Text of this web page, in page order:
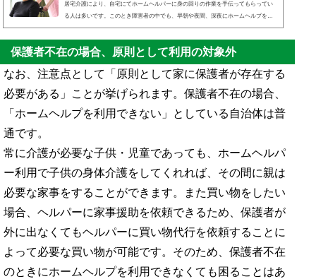
居宅介護により、自宅にてホームヘルパーに身の回りの作業を手伝ってもらってい
る人は多いです。このとき障害者の中でも、早朝や夜間、深夜にホームヘルプを依
頼したいと考える人がいます。障害者向けの障害福祉サービスについて、通常は朝
から夕方までのサービス提供になります。ただホームヘルプについて、夜間に対応
している事業所を見つけることができれば、早朝・夜間・深夜であっても依頼でき
ます。このとき、費用が通常よりも高めになります。夜間のホームヘルパー依頼に
ついて、通常とは異なるので事前に理解しなければいけな...
保護者不在の場合、原則として利用の対象外
なお、注意点として「原則として家に保護者が存在する
必要がある」ことが挙げられます。保護者不在の場合、
「ホームヘルプを利用できない」としている自治体は普
通です。
常に介護が必要な子供・児童であっても、ホームヘルパ
ー利用で子供の身体介護をしてくれれば、その間に親は
必要な家事をすることができます。また買い物をしたい
場合、ヘルパーに家事援助を依頼できるため、保護者が
外に出なくてもヘルパーに買い物代行を依頼することに
よって必要な買い物が可能です。そのため、保護者不在
のときにホームヘルプを利用できなくても困ることはあ